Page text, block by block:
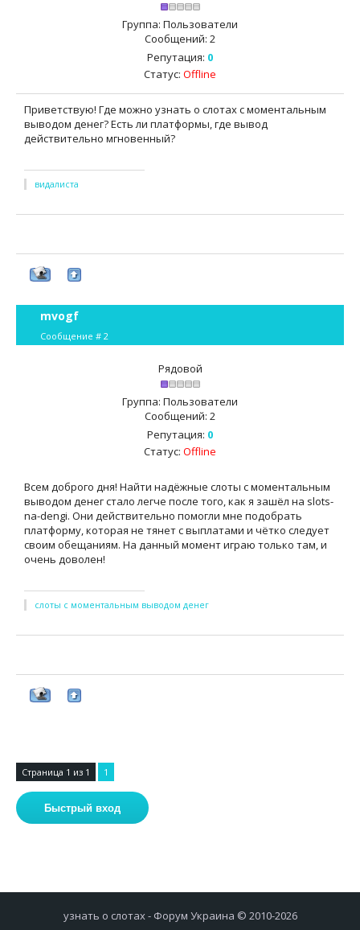
Группа: Пользователи
Сообщений: 2
Репутация: 0
Статус: Offline
Приветствую! Где можно узнать о слотах с моментальным
выводом денег? Есть ли платформы, где вывод
действительно мгновенный?
видалиста
mvogf
Сообщение # 2
Рядовой
Группа: Пользователи
Сообщений: 2
Репутация: 0
Статус: Offline
Всем доброго дня! Найти надёжные слоты с моментальным
выводом денег стало легче после того, как я зашёл на slots-
na-dengi. Они действительно помогли мне подобрать
платформу, которая не тянет с выплатами и чётко следует
своим обещаниям. На данный момент играю только там, и
очень доволен!
слоты с моментальным выводом денег
Страница 1 из 1 1
узнать о слотах - Форум Украина © 2010-2026